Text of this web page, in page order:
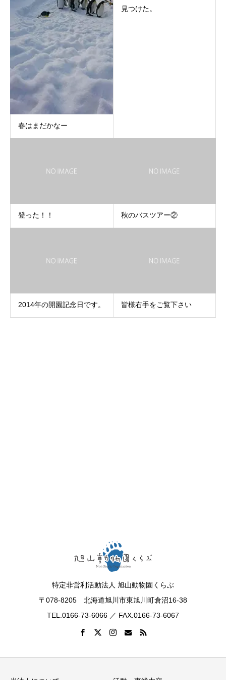
春はまだかなー
見つけた。
登った！！ 秋のバスツアー②
2014年の開園記念日です。 皆様右手をご覧下さい
特定非営利活動法人 旭山動物園くらぶ
〒078-8205 北海道旭川市東旭川町倉沼16-38
TEL.0166-73-6066 ／ FAX.0166-73-6067